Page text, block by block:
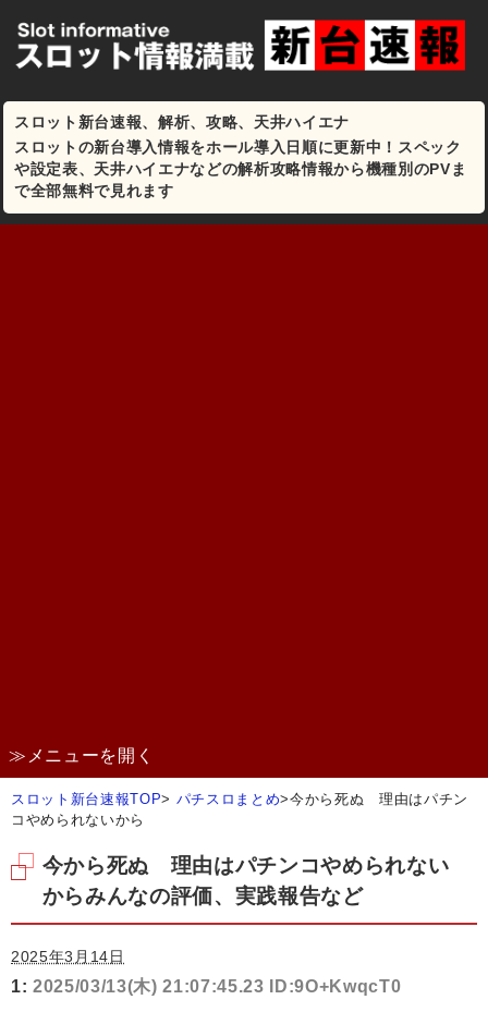
スロット新台速報、解析、攻略、天井ハイエナ
スロットの新台導入情報をホール導入日順に更新中！スペック
や設定表、天井ハイエナなどの解析攻略情報から機種別のPVま
で全部無料で見れます
≫メニューを開く
スロット新台速報TOP> パチスロまとめ>今から死ぬ 理由はパチン
コやめられないから
今から死ぬ 理由はパチンコやめられない
からみんなの評価、実践報告など
2025年3月14日
1: 2025/03/13(木) 21:07:45.23 ID:9O+KwqcT0